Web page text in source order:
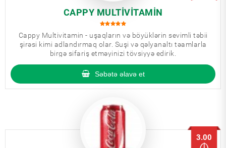
CAPPY MULTIVITAMIN
Cappy Multivitamin - uşaqların və böyüklərin sevimli təbii
şirəsi kimi adlandırmaq olar. Suşi və qəlyanaltı təamlarla
birgə sifariş etməyinizi tövsiyyə edirik.
Səbətə əlavə et
3.00